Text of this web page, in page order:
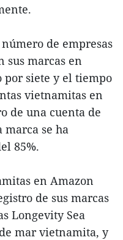
de empresas
sus marcas en
siete y el tiempo
vietnamitas en
de una cuenta de
marca se ha
85%.
en Amazon
de sus marcas
Longevity Sea
mar vietnamita, y